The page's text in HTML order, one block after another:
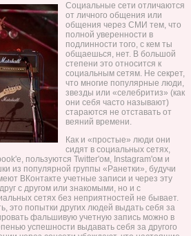
Социальные сети отличаются
от личного общения или
общения через СМИ тем, что
полной уверенности в
подлинности того, с кем ты
общаешься, нет. В большой
степени это относится к
социальным сетям. Не секрет,
что многие популярные люди,
звезды или «селебритиз» (как
они себя часто называют)
стараются не отставать от
веяний времени.
Как и «простые» люди они
сидят в социальных сетях,
пользуются Twitter'ом, Instagram'ом и
из популярной группы «Ранетки», будучи
ВКонтакте учетные записи и через эту
с другом или знакомыми, но и с
сетях без неприятностей не бывает.
это попытки других людей выдать себя за
фальшивую учетную запись можно в
успешности выдавать себя за другого